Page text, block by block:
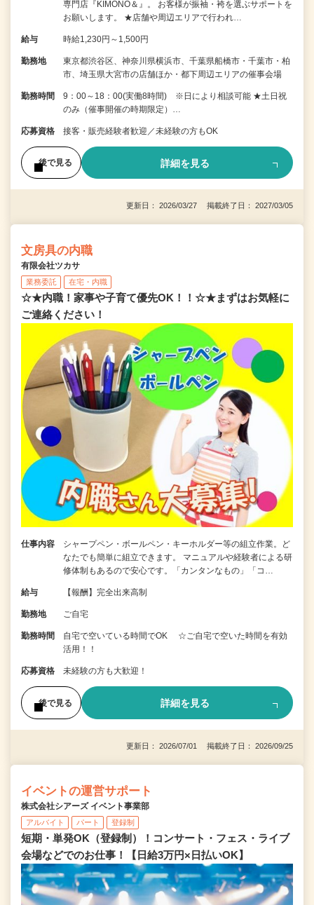
専門店『KIMONO＆』。 お客様が振袖・袴を選ぶサポートを
お願いします。 ★店舗や周辺エリアで行われ…
給与 時給1,230円～1,500円
勤務地
東京都渋谷区、神奈川県横浜市、千葉県船橋市・千葉市・柏
市、埼玉県大宮市の店舗ほか・都下周辺エリアの催事会場
勤務時間
9：00～18：00(実働8時間) ※日により相談可能 ★土日祝
のみ（催事開催の時期限定）…
応募資格 接客・販売経験者歓迎／未経験の方もOK
後で見る 詳細を見る
更新日： 2026/03/27 掲載終了日： 2027/03/05
文房具の内職
有限会社ツカサ
業務委託 在宅・内職
☆★内職！家事や子育て優先OK！！☆★まずはお気軽に
ご連絡ください！
仕事内容
シャープペン・ボールペン・キーホルダー等の組立作業。ど
なたでも簡単に組立できます。 マニュアルや経験者による研
修体制もあるので安心です。「カンタンなもの」「コ…
給与 【報酬】完全出来高制
勤務地 ご自宅
勤務時間
自宅で空いている時間でOK ☆ご自宅で空いた時間を有効
活用！！
応募資格 未経験の方も大歓迎！
後で見る 詳細を見る
更新日： 2026/07/01 掲載終了日： 2026/09/25
イベントの運営サポート
株式会社シアーズ イベント事業部
アルバイト パート 登録制
短期・単発OK（登録制）！コンサート・フェス・ライブ
会場などでのお仕事！【日給3万円×日払いOK】